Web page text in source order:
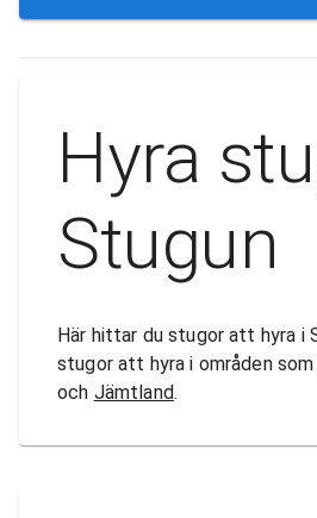
Hyra
Stugun
Här hittar du stugor att hyra i
stugor att hyra i områden som
och Jämtland.